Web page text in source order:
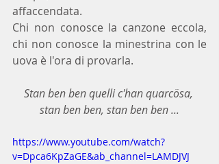
affaccendata.
Chi non conosce la canzone eccola,
chi non conosce la minestrina con le
uova è l'ora di provarla.
Stan ben ben quelli c'han quarcösa,
stan ben ben, stan ben ben ...
https://www.youtube.com/watch?
v=Dpca6KpZaGE&ab_channel=LAMDJVJ